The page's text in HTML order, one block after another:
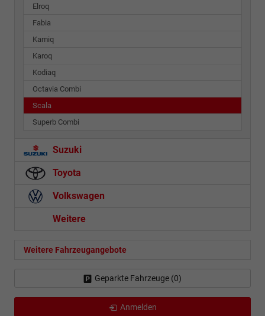
Elroq
Fabia
Kamiq
Karoq
Kodiaq
Octavia Combi
Scala
Superb Combi
Suzuki
Toyota
Volkswagen
Weitere
Weitere Fahrzeugangebote
Geparkte Fahrzeuge (0)
Anmelden